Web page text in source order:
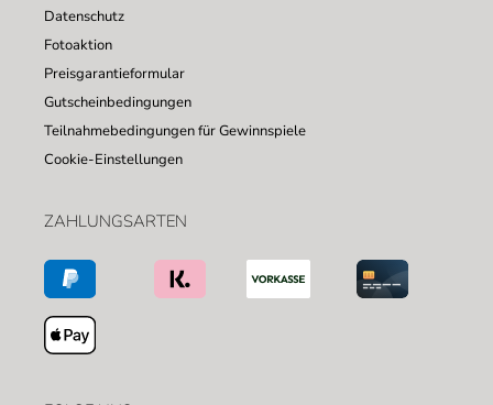
Datenschutz
Fotoaktion
Preisgarantieformular
Gutscheinbedingungen
Teilnahmebedingungen für Gewinnspiele
Cookie-Einstellungen
ZAHLUNGSARTEN